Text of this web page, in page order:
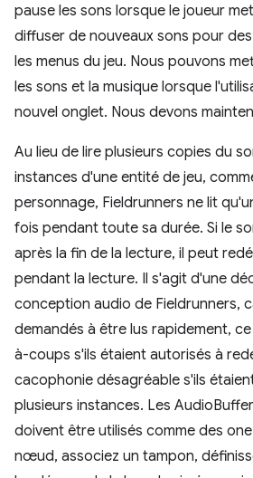
pause les sons lorsque le joueur
diffuser de nouveaux sons pour
les menus du jeu. Nous pouvons
les sons et la musique lorsque
nouvel onglet. Nous devons
Au lieu de lire plusieurs copies du
instances d'une entité de jeu,
personnage, Fieldrunners ne lit
fois pendant toute sa durée. Si le
après la fin de la lecture, il peut
pendant la lecture. Il s'agit d'une
conception audio de Fieldrunners,
demandés à être lus rapidement,
à-coups s'ils étaient autorisés à
cacophonie désagréable s'ils
plusieurs instances. Les
doivent être utilisés comme des
nœud, associez un tampon,